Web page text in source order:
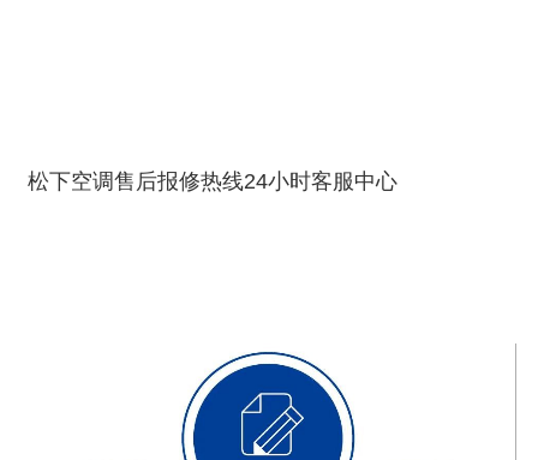
松下空调售后报修热线24小时客服中心